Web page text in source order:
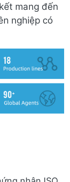
mang đến
nghiệp có